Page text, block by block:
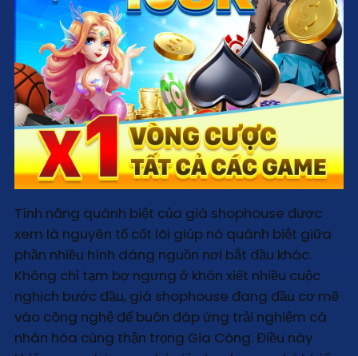
Tính năng quánh biệt của giá shophouse được
xem là nguyên tố cốt lõi giúp nó quánh biệt giữa
phần nhiều hình dáng nguồn nơi bắt đầu khác.
Không chỉ tạm bợ ngưng ở khôn xiết nhiều cuộc
nghịch bước đầu, giá shophouse đang đầu cơ mẽ
vào công nghệ để buôn đáp ứng trải nghiệm cá
nhân hóa cùng thận trọng Gia Công. Điều này